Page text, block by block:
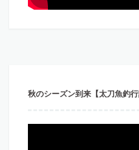
秋のシーズン到来【太刀魚釣行